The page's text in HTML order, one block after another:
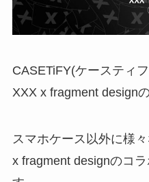
CASETiFY(ケースティ
XXX x fragment design
スマホケース以外に様
x fragment designのコ